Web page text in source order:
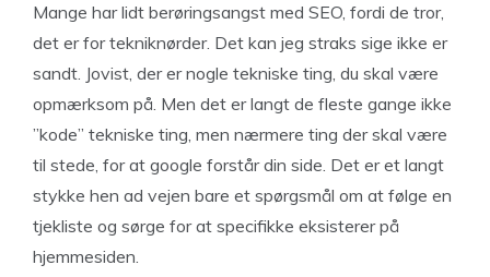
Mange har lidt berøringsangst med SEO, fordi de tror,
det er for tekniknørder. Det kan jeg straks sige ikke er
sandt. Jovist, der er nogle tekniske ting, du skal være
opmærksom på. Men det er langt de fleste gange ikke
”kode” tekniske ting, men nærmere ting der skal være
til stede, for at google forstår din side. Det er et langt
stykke hen ad vejen bare et spørgsmål om at følge en
tjekliste og sørge for at specifikke eksisterer på
hjemmesiden.